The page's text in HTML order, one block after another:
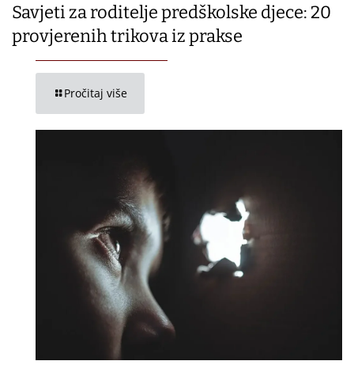
Savjeti za roditelje predškolske djece: 20
provjerenih trikova iz prakse
Pročitaj više